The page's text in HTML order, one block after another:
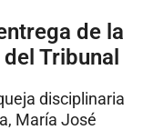
de la
Tribunal
disciplinaria
María José